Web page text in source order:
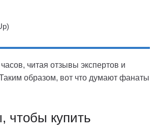
читая отзывы экспертов и
образом, вот что думают фанаты
чтобы купить